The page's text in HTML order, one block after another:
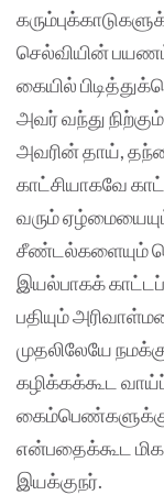
செல்வியின்
கையில்
அவர் வந்து
அவரின் தாய்,
காட்சியாகவே
வரும்
சீண்டல்களையும்
இயல்பாகக்
பதியும்
முதலிலேயே
கழிக்கக்கூட
என்பதைக்கூட மிக
இயக்குநர்.